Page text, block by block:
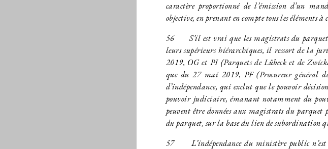
caractère proportionné de l’émission d’un
objective, en prenant en compte tous les éléments à
56S’il est vrai que les magistrats du parquet
leurs supérieurs hiérarchiques, il ressort de la
2019, OG et PI (Parquets de Lübeck et de
que du 27 mai 2019, PF (Procureur général
d’indépendance, qui exclut que le pouvoir
pouvoir judiciaire, émanant notamment du
peuvent être données aux magistrats du parquet
du parquet, sur la base du lien de subordination
57L’indépendance du ministère public n’est